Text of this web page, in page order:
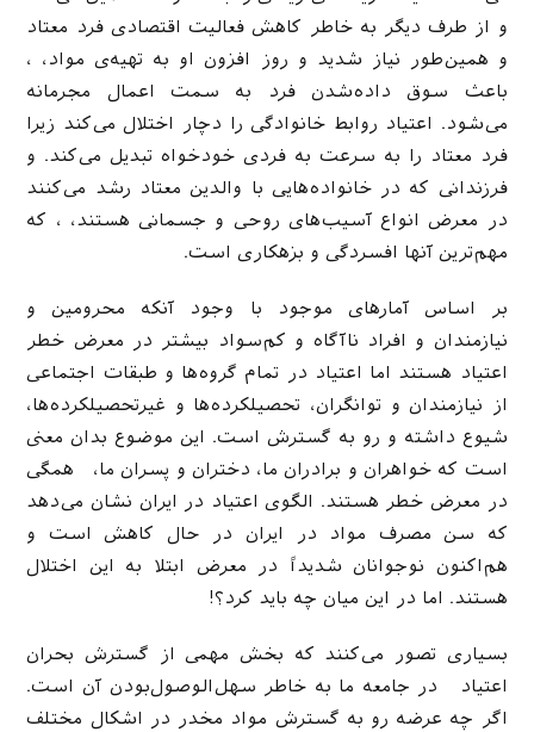
و از طرف دیگر به خاطر کاهش فعالیت اقتصادی فرد معتاد
و همین‌طور نیاز شدید و روز افزون او به تهیه‌ی مواد، ،
باعث سوق داده‌شدن فرد به سمت اعمال مجرمانه
می‌شود. اعتیاد روابط خانوادگی را دچار اختلال می‌کند زیرا
فرد معتاد را به سرعت به فردی خودخواه تبدیل می‌کند. و
فرزندانی که در خانواده‌هایی با والدین معتاد رشد می‌کنند
در معرض انواع آسیب‌های روحی و جسمانی هستند، ، که
مهم‌ترین آنها افسردگی و بزهکاری است.
بر اساس آمارهای موجود با وجود آنکه محرومین و
نیازمندان و افراد ناآگاه و کم‌سواد بیشتر در معرض خطر
اعتیاد هستند اما اعتیاد در تمام گروه‌ها و طبقات اجتماعی
از نیازمندان و توانگران، تحصیلکرده‌ها و غیرتحصیلکرده‌ها،
شیوع داشته و رو به گسترش است. این موضوع بدان معنی
است که خواهران و برادران ما، دختران و پسران ما، همگی
در معرض خطر هستند. الگوی اعتیاد در ایران نشان می‌دهد
که سن مصرف مواد در ایران در حال کاهش است و
هم‌اکنون نوجوانان شدیداً در معرض ابتلا به این اختلال
هستند. اما در این میان چه باید کرد؟!
بسیاری تصور می‌کنند که بخش مهمی از گسترش بحران
اعتیاد در جامعه ما به خاطر سهل‌الوصول‌بودن آن است.
اگر چه عرضه رو به گسترش مواد مخدر در اشکال مختلف